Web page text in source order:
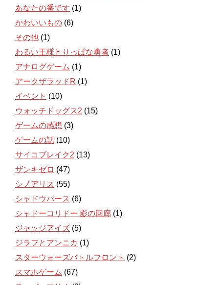
あなたの番です (1)
かわいいもの (6)
その他 (1)
わるい王様とりっぱな勇者 (1)
アナログゲーム (1)
アークザラッドR (1)
イベント (10)
ウォッチドッグス2 (15)
ゲームの感想 (3)
ゲームの話 (10)
サイコブレイク2 (13)
ザンキゼロ (47)
シノアリス (55)
シャドウバース (6)
シャドーコリドー 影の回廊 (1)
ジャッジアイズ (5)
ジラフとアンニカ (1)
スターウォーズバトルフロント (2)
スマホゲーム (67)